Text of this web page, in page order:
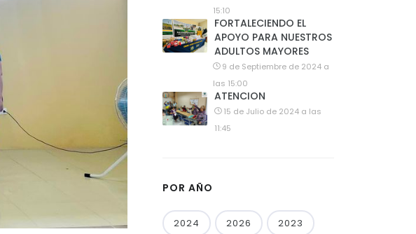
15:10
FORTALECIENDO EL
APOYO PARA NUESTROS
ADULTOS MAYORES
9 de Septiembre de 2024 a
las 15:00
ATENCION
15 de Julio de 2024 a las
11:45
POR AÑO
2024 2026 2023